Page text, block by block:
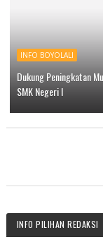
INFO BOYOLALI
Dukung Peningkatan
SMK Negeri I
INFO PILIHAN REDAKSI